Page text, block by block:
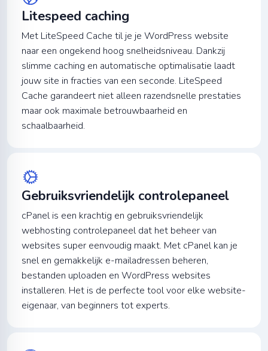
Litespeed caching
Met LiteSpeed Cache til je je WordPress website
naar een ongekend hoog snelheidsniveau. Dankzij
slimme caching en automatische optimalisatie laadt
jouw site in fracties van een seconde. LiteSpeed
Cache garandeert niet alleen razendsnelle prestaties
maar ook maximale betrouwbaarheid en
schaalbaarheid.
Gebruiksvriendelijk controlepaneel
cPanel is een krachtig en gebruiksvriendelijk
webhosting controlepaneel dat het beheer van
websites super eenvoudig maakt. Met cPanel kan je
snel en gemakkelijk e-mailadressen beheren,
bestanden uploaden en WordPress websites
installeren. Het is de perfecte tool voor elke website-
eigenaar, van beginners tot experts.